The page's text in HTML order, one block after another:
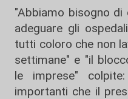
"Abbiamo bisogno
adeguare gli
tutti coloro che non
settimane" e "il
le imprese"
importanti che il